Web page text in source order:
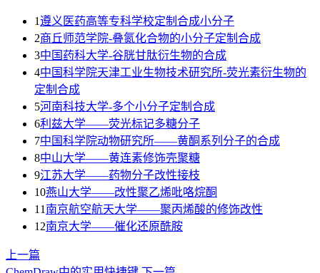
1遵义医药高等专科学校定制合成小分子
2商丘师范学院-叠氮化合物的小分子定制合成
3​中国药科大学-谷胱甘肽衍生物的合成
4中国科学院天津工业生物技术研究所-荧光素衍生物的
定制合成
5河南科技大学-多个小分子定制合成
6利兹大学——荧光标记多糖分子
7中国科学院动物研究所——黄酮系列分子的合成
8中山大学——黄连素修饰壳聚糖
9江苏大学——药物分子改性接枝
10燕山大学——改性聚乙烯吡咯烷酮
11 南京航空航天大学——聚丙烯酸的修饰改性
12南京大学——催化还原酰胺
上一篇